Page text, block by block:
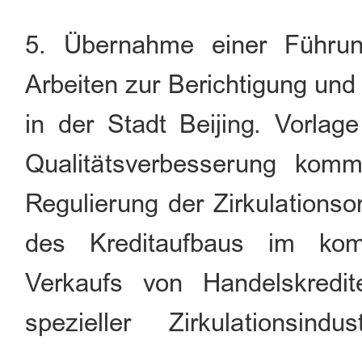
5. Übernahme einer
Arbeiten zur Berichtigung
in der Stadt Beijing.
Qualitätsverbesserung
Regulierung der
des Kreditaufbaus im
Verkaufs von
spezieller